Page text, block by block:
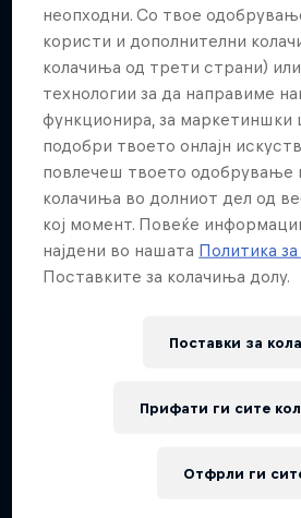
Journey to
Follow Ford Performance on
Dakar Rally
неопходни. Со твое
користи и дополнителни
колачиња од трети страни)
технологии за да направиме
функционира, за маркетиншки
подобри твоето онлајн
повлечеш твоето одобрување
колачиња во долниот дел од
кој момент. Повеќе
најдени во нашата Политика
Поставките за колачиња долу.
Поставки за
Отфрли ги
Прифати ги сите